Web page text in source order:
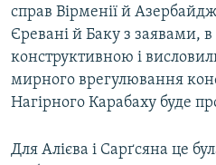
справ Вірменії й
Єревані й Баку з заявами, в
конструктивною і
мирного врегулювання
Нагірного Карабаху буде
Для Алієва і Сарґсяна це